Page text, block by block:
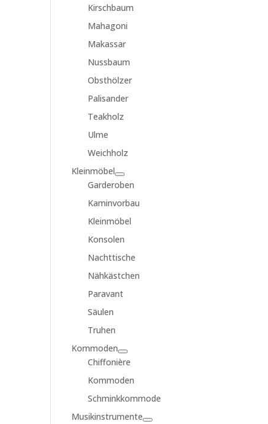
Kirschbaum
Mahagoni
Makassar
Nussbaum
Obsthölzer
Palisander
Teakholz
Ulme
Weichholz
Kleinmöbel
Garderoben
Kaminvorbau
Kleinmöbel
Konsolen
Nachttische
Nähkästchen
Paravant
Säulen
Truhen
Kommoden
Chiffonière
Kommoden
Schminkkommode
Musikinstrumente